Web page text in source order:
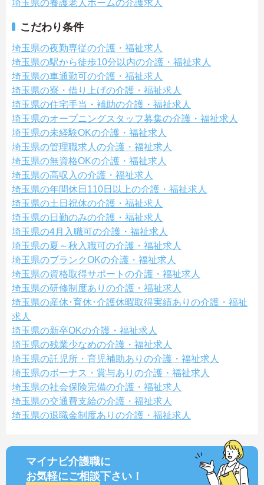
埼玉県の養護老人ホームの介護求人
こだわり条件
埼玉県の夜勤専従の介護・福祉求人
埼玉県の駅から徒歩10分以内の介護・福祉求人
埼玉県の車通勤可の介護・福祉求人
埼玉県の寮・借り上げの介護・福祉求人
埼玉県の住宅手当・補助の介護・福祉求人
埼玉県のオープニングスタッフ募集の介護・福祉求人
埼玉県の未経験OKの介護・福祉求人
埼玉県の管理職求人の介護・福祉求人
埼玉県の無資格OKの介護・福祉求人
埼玉県の高収入の介護・福祉求人
埼玉県の年間休日110日以上の介護・福祉求人
埼玉県の土日祝休の介護・福祉求人
埼玉県の日勤のみの介護・福祉求人
埼玉県の4月入職可の介護・福祉求人
埼玉県の夏～秋入職可の介護・福祉求人
埼玉県のブランクOKの介護・福祉求人
埼玉県の資格取得サポートの介護・福祉求人
埼玉県の研修制度ありの介護・福祉求人
埼玉県の産休･育休･介護休暇取得実績ありの介護・福祉
求人
埼玉県の新卒OKの介護・福祉求人
埼玉県の残業少なめの介護・福祉求人
埼玉県の託児所・育児補助ありの介護・福祉求人
埼玉県のボーナス・賞与ありの介護・福祉求人
埼玉県の社会保険完備の介護・福祉求人
埼玉県の交通費支給の介護・福祉求人
埼玉県の退職金制度ありの介護・福祉求人
マイナビ介護職に
お気軽にご相談下さい！